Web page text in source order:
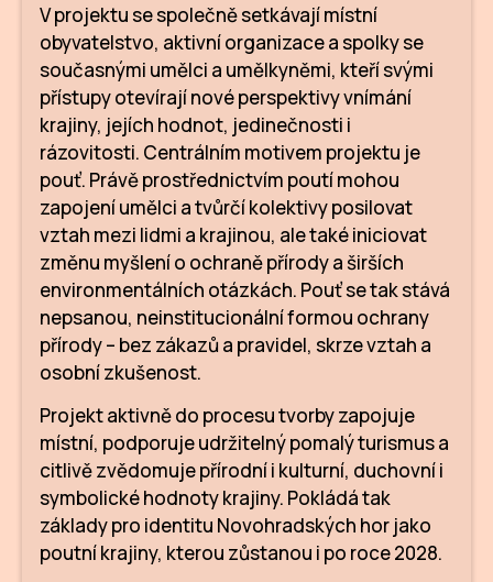
V projektu se společně setkávají místní
obyvatelstvo, aktivní organizace a spolky se
současnými umělci a umělkyněmi, kteří svými
přístupy otevírají nové perspektivy vnímání
krajiny, jejích hodnot, jedinečnosti i
rázovitosti. Centrálním motivem projektu je
pouť. Právě prostřednictvím poutí mohou
zapojení umělci a tvůrčí kolektivy posilovat
vztah mezi lidmi a krajinou, ale také iniciovat
změnu myšlení o ochraně přírody a širších
environmentálních otázkách. Pouť se tak stává
nepsanou, neinstitucionální formou ochrany
přírody – bez zákazů a pravidel, skrze vztah a
osobní zkušenost.
Projekt aktivně do procesu tvorby zapojuje
místní, podporuje udržitelný pomalý turismus a
citlivě zvědomuje přírodní i kulturní, duchovní i
symbolické hodnoty krajiny. Pokládá tak
základy pro identitu Novohradských hor jako
poutní krajiny, kterou zůstanou i po roce 2028.